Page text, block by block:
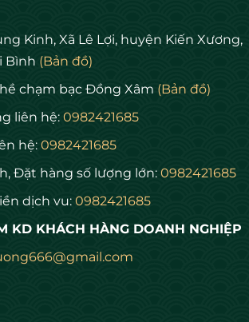
Kinh, Xã Lê Lợi, huyện Kiến Xương,
Bình (Bản đồ)
chạm bạc Đồng Xâm (Bản đồ)
liên hệ: 0982421685
hệ: 0982421685
Đặt hàng số lượng lớn: 0982421685
dịch vu: 0982421685
KD KHÁCH HÀNG DOANH NGHIỆP